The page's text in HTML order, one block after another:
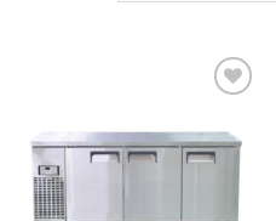
Add to